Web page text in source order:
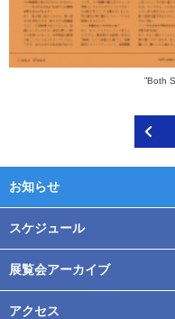
”Both
お知らせ
スケジュール
展覧会アーカイブ
アクセス